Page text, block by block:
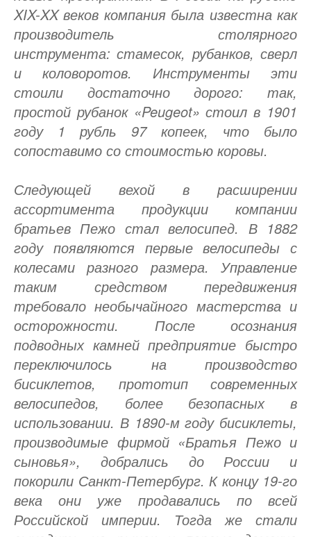
XIX-XX веков компания была известна как
производитель столярного
инструмента: стамесок, рубанков, сверл
и коловоротов. Инструменты эти
стоили достаточно дорого: так,
простой рубанок «Peugeot» стоил в 1901
году 1 рубль 97 копеек, что было
сопоставимо со стоимостью коровы.
Следующей вехой в расширении
ассортимента продукции компании
братьев Пежо стал велосипед. В 1882
году появляются первые велосипеды с
колесами разного размера. Управление
таким средством передвижения
требовало необычайного мастерства и
осторожности. После осознания
подводных камней предприятие быстро
переключилось на производство
бисиклетов, прототип современных
велосипедов, более безопасных в
использовании. В 1890-м году бисиклеты,
производимые фирмой «Братья Пежо и
сыновья», добрались до России и
покорили Санкт-Петербург. К концу 19-го
века они уже продавались по всей
Российской империи. Тогда же стали